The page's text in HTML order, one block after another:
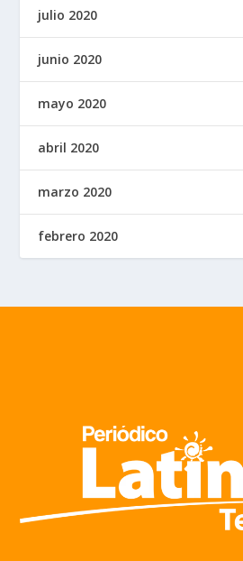
julio 2020
junio 2020
mayo 2020
abril 2020
marzo 2020
febrero 2020